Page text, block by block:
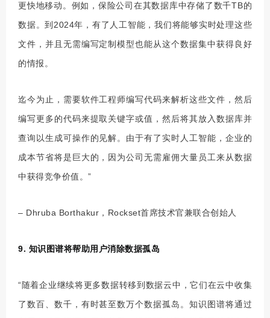
更快地移动。例如，保险公司在其数据库中存储了数千TB的
数据。到2024年，有了人工智能，我们将能够实时处理这些
文件，并且无需编写定制模型也能从这个数据集中获得良好
的情报。
迄今为止，需要软件工程师编写代码来解析这些文件，然后
编写更多的代码来提取关键字或值，然后将其放入数据库并
查询以生成可操作的见解。由于有了实时人工智能，企业的
成本节省将是巨大的，因为公司无需雇佣大量员工来从数据
中获得竞争价值。”
– Dhruba Borthakur，Rockset首席技术官兼联合创始人
9. 知识图谱将帮助用户消除数据孤岛
“随着企业继续将更多数据转移到数据云中，它们在云中收集
了数百、数千，有时甚至数万个数据孤岛。知识图谱将通过